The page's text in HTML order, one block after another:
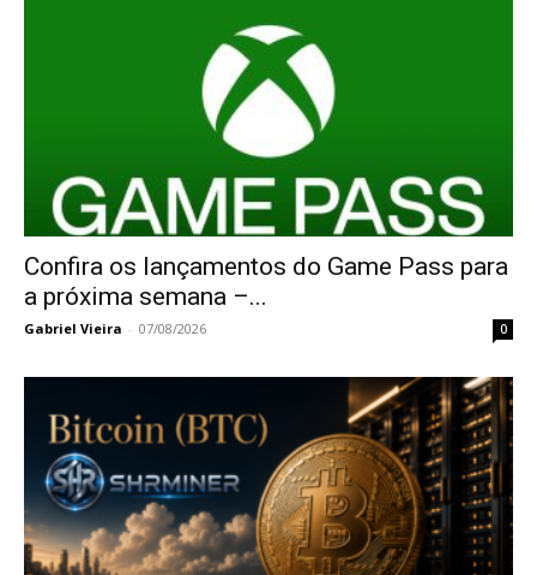
Confira os lançamentos do Game Pass para
a próxima semana –...
Gabriel Vieira - 07/08/2026 0